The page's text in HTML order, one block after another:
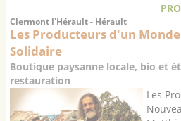
Clermont l'Hérault - Hérault
Les Producteurs d'un
Solidaire
Boutique paysanne locale, bio et
restauration
Les